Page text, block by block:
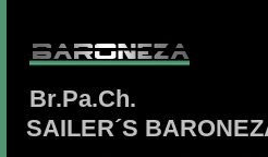
Br.Pa.Ch.
SAILER´S